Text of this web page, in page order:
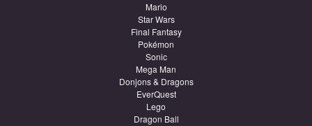
Mario
Star Wars
Final Fantasy
Pokémon
Sonic
Mega Man
Donjons & Dragons
EverQuest
Lego
Dragon Ball